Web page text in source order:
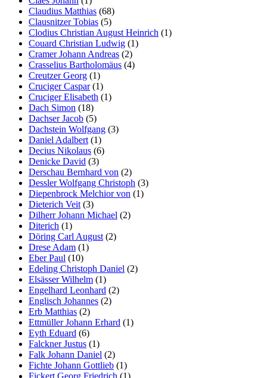
Claudius Matthias (68)
Clausnitzer Tobias (5)
Clodius Christian August Heinrich (1)
Couard Christian Ludwig (1)
Cramer Johann Andreas (2)
Crasselius Bartholomäus (4)
Creutzer Georg (1)
Cruciger Caspar(1)
Cruciger Elisabeth (1)
Dach Simon (18)
Dachser Jacob (5)
Dachstein Wolfgang (3)
Daniel Adalbert (1)
Decius Nikolaus (6)
Denicke David (3)
Derschau Bernhard von (2)
Dessler Wolfgang Christoph (3)
Diepenbrock Melchior von (1)
Dieterich Veit (3)
Dilherr Johann Michael (2)
Diterich (1)
Döring Carl August (2)
Drese Adam (1)
Eber Paul (10)
Edeling Christoph Daniel (2)
Elsässer Wilhelm (1)
Engelhard Leonhard (2)
Englisch Johannes (2)
Erb Matthias (2)
Ettmüller Johann Erhard (1)
Eyth Eduard (6)
Falckner Justus (1)
Falk Johann Daniel (2)
Fichte Johann Gottlieb (1)
Fickert Georg Friedrich (1)